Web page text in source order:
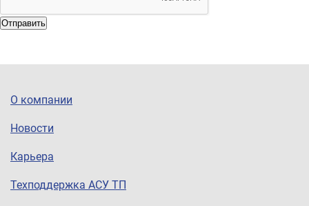
Отправить
О компании
Новости
Карьера
Техподдержка АСУ ТП